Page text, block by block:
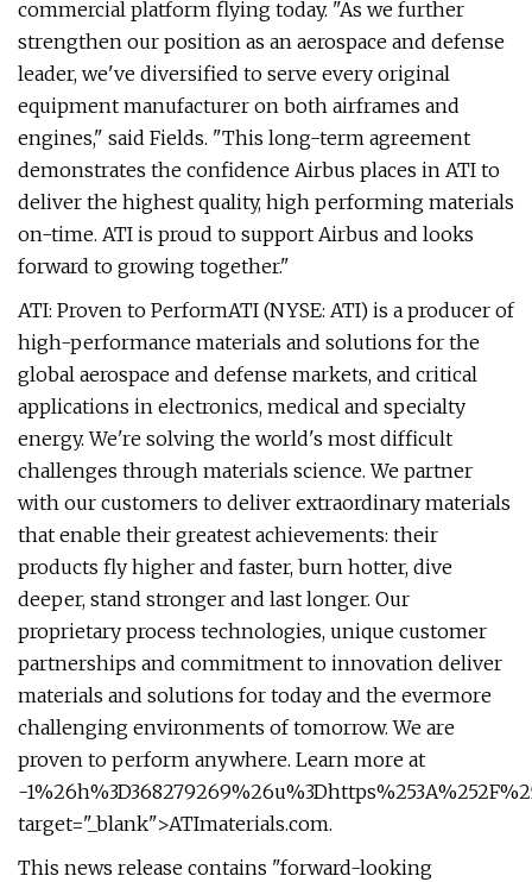
commercial platform flying today. "As we further
strengthen our position as an aerospace and defense
leader, we've diversified to serve every original
equipment manufacturer on both airframes and
engines," said Fields. "This long-term agreement
demonstrates the confidence Airbus places in ATI to
deliver the highest quality, high performing materials
on-time. ATI is proud to support Airbus and looks
forward to growing together."
ATI: Proven to PerformATI (NYSE: ATI) is a producer of
high-performance materials and solutions for the
global aerospace and defense markets, and critical
applications in electronics, medical and specialty
energy. We're solving the world's most difficult
challenges through materials science. We partner
with our customers to deliver extraordinary materials
that enable their greatest achievements: their
products fly higher and faster, burn hotter, dive
deeper, stand stronger and last longer. Our
proprietary process technologies, unique customer
partnerships and commitment to innovation deliver
materials and solutions for today and the evermore
challenging environments of tomorrow. We are
proven to perform anywhere. Learn more at
-
target="_blank">ATImaterials.com.
This news release contains "forward-looking